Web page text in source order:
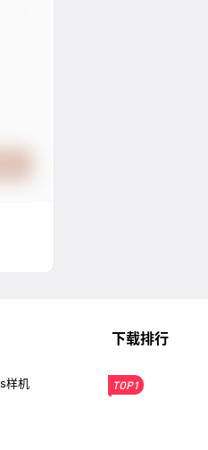
样机
下载排行
TOP1